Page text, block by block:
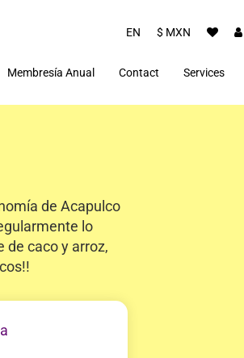
EN $ MXN
Membresía Anual Contact Services
Gastronomy
de Acapulco
lo
de caco y arroz,